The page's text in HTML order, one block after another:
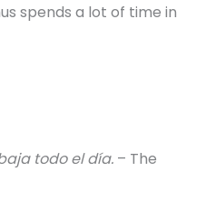
spends a lot of time in
todo el día.– The